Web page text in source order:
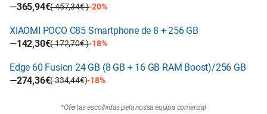
—365,94€( 457,34€ )-20%
XIAOMI POCO C85 Smartphone de 8 + 256 GB
—142,30€( 172,70€ )-18%
Edge 60 Fusion 24 GB (8 GB + 16 GB RAM Boost)/256 GB
—274,36€( 334,44€)-18%
*Ofertas escolhidas pela nossa equipa comercial